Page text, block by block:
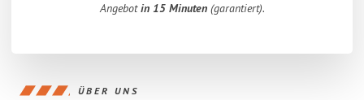
Angebotin 15 Minuten(garantiert).
ÜBER UNS